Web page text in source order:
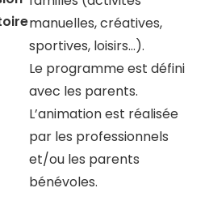
manuelles, créatives,
sportives, loisirs…).
Le programme est défini
avec les parents.
L’animation est réalisée
par les professionnels
et/ou les parents
bénévoles.